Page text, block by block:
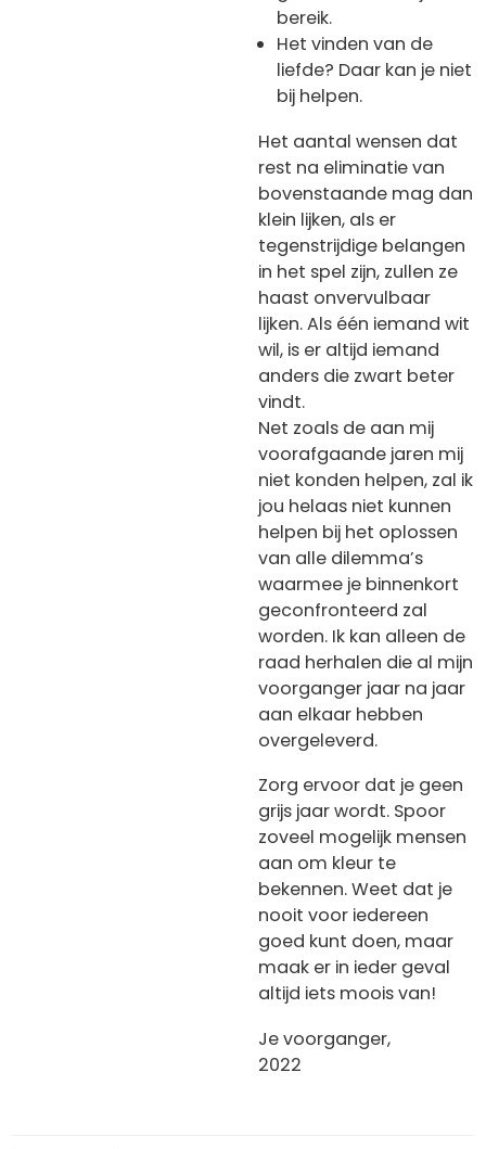
bereik.
Het vinden van de
liefde? Daar kan je niet
bij helpen.
Het aantal wensen dat
rest na eliminatie van
bovenstaande mag dan
klein lijken, als er
tegenstrijdige belangen
in het spel zijn, zullen ze
haast onvervulbaar
lijken. Als één iemand wit
wil, is er altijd iemand
anders die zwart beter
vindt.
Net zoals de aan mij
voorafgaande jaren mij
niet konden helpen, zal ik
jou helaas niet kunnen
helpen bij het oplossen
van alle dilemma’s
waarmee je binnenkort
geconfronteerd zal
worden. Ik kan alleen de
raad herhalen die al mijn
voorganger jaar na jaar
aan elkaar hebben
overgeleverd.
Zorg ervoor dat je geen
grijs jaar wordt. Spoor
zoveel mogelijk mensen
aan om kleur te
bekennen.Weet dat je
nooit voor iedereen
goed kunt doen, maar
maak er in ieder geval
altijd iets moois van!
Je voorganger,
2022